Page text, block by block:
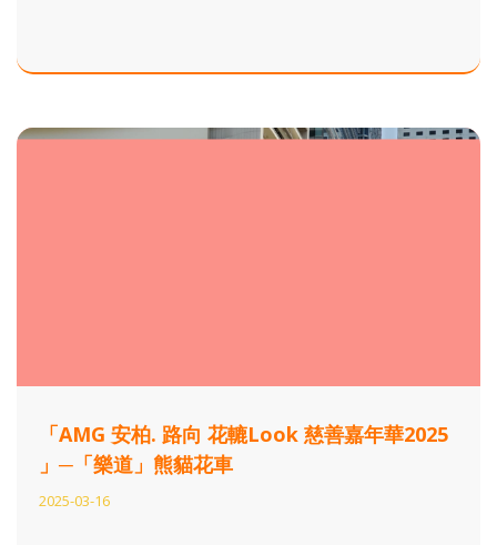
「AMG 安柏. 路向 花轆Look 慈善嘉年華2025
」─「樂道」熊貓花車
2025-03-16